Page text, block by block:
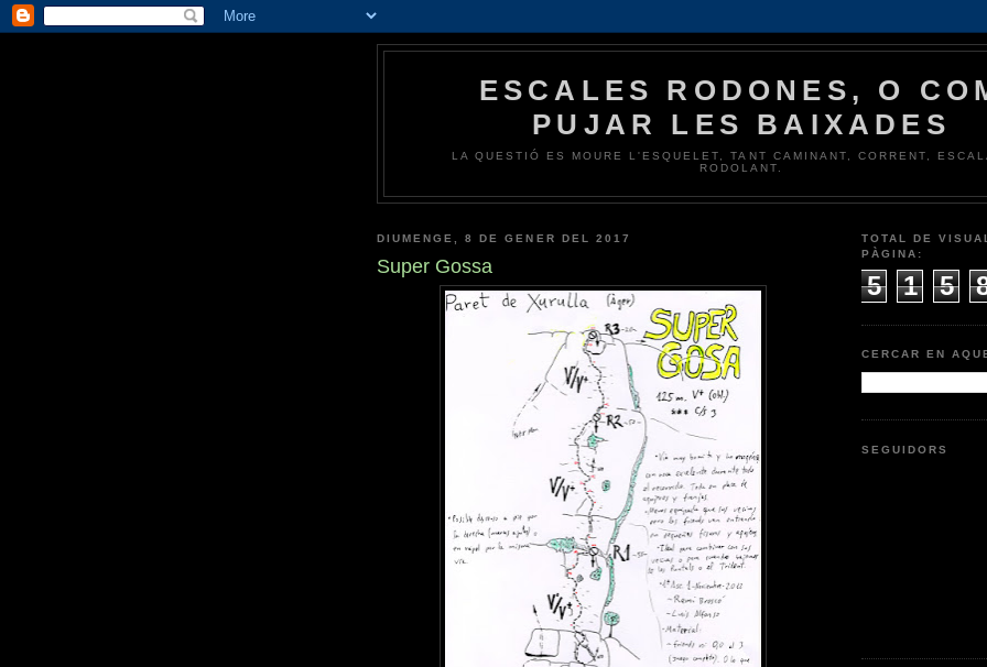
ESCALES RODONES, O
PUJAR LES BAIXADES
LA QUESTIÓ ES MOURE L'ESQUELET, TANT CAMINANT, CORRENT,
RODOLANT.
DIUMENGE, 8 DE GENER DEL 2017
Super Gossa
TOTAL DE
PÀGINA:
5 1 5
CERCAR EN
SEGUIDORS